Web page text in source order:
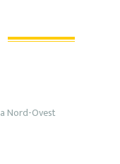
Nord-Ovest